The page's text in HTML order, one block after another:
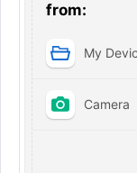
from:
My
Camera